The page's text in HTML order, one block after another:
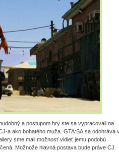
a postupom hry ste sa vypracovali na
a ako bohatého muža. GTA:SA sa odohráva
sme mali možnosť vidieť jemu podobú
Možnože hlavná postava bude práve CJ.